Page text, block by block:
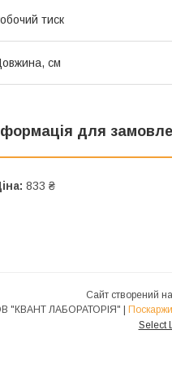
тиск
см
для
833 ₴
Сайт створений
ТОВ "КВАНТ ЛАБОРАТОРІЯ" |
Select